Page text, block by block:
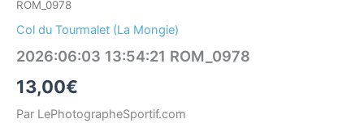
ROM_0978
Col du Tourmalet (La Mongie)
2026:06:03 13:54:21 ROM_0978
13,00€
Par LePhotographeSportif.com